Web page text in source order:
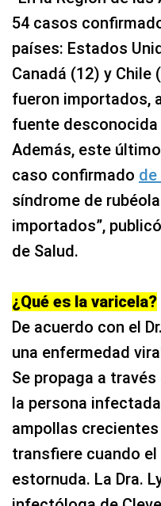
54 casos
países: Estados
Canadá (12) y
fueron importados,
fuente desconocida
Además, este
caso confirmado de
síndrome de
importados”,
de Salud.
¿Qué es la varicela?
De acuerdo con el
una enfermedad
Se propaga a
la persona
ampollas
transfiere cuando
estornuda. La Dra.